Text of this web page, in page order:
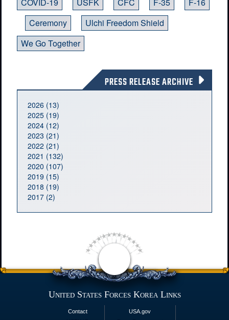
Ceremony
Ulchi Freedom Shield
We Go Together
PRESS RELEASE ARCHIVE
2026 (13)
2025 (19)
2024 (12)
2023 (21)
2022 (21)
2021 (132)
2020 (107)
2019 (15)
2018 (19)
2017 (2)
United States Forces Korea Links
Contact
USA.gov